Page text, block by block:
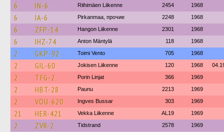
6 IN-6 Riihimäen Liikenne 2454 1968
6 IA-6 Pirkanmaa, прочие 2248 1968
6 ZFP-14 Hangon Liikenne 2301 1968
6 IHZ-74 Anton Mäntylä 118 1968
2 GKP-92 Toimi Vento 705 1968
2 GIL-60 Jokisen Liikenne 120 1968
2 TFG-2 Porin Linjat 366 1969
2 HBT-28 Paunu 2213 1969
2 VOU-620 Ingves Bussar 303 1969
21 HER-421 Vekka Liikenne AL19 1969
2 ZVR-2 Tidstrand 2578 1969